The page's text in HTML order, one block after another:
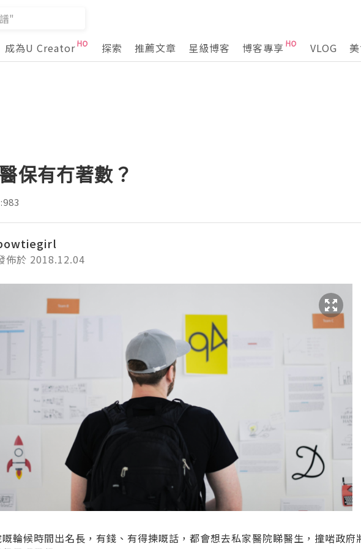
成為U Creator 探索 推薦文章 星級博客 博客專享 VLOG
保有冇著數？
佈於 2018.12.04
輪候時間出名長，有錢、有得揀嘅話，都會想去私家醫院睇醫生，撞啱政府